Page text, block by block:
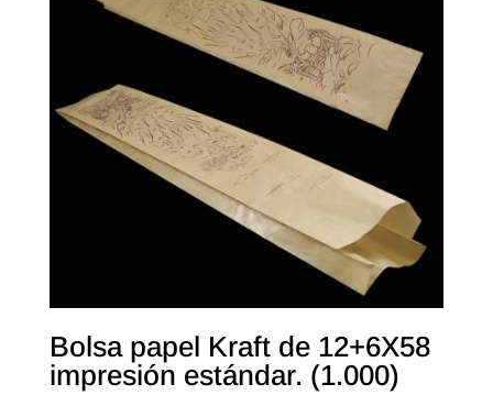
Bolsa papel Kraft de 12+6X58
impresión estándar. (1.000)